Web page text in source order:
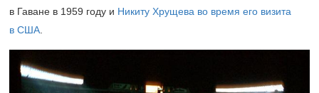
в Гаване в 1959 году и Никиту Хрущева во время его визита
в США.